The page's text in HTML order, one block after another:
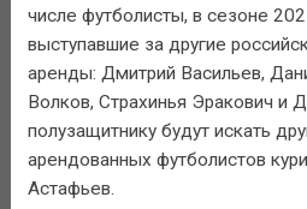
числе футболисты, в сезоне
выступавшие за другие
аренды: Дмитрий Васильев,
Волков, Страхинья Эракович и
полузащитнику будут искать
арендованных футболистов
Астафьев.